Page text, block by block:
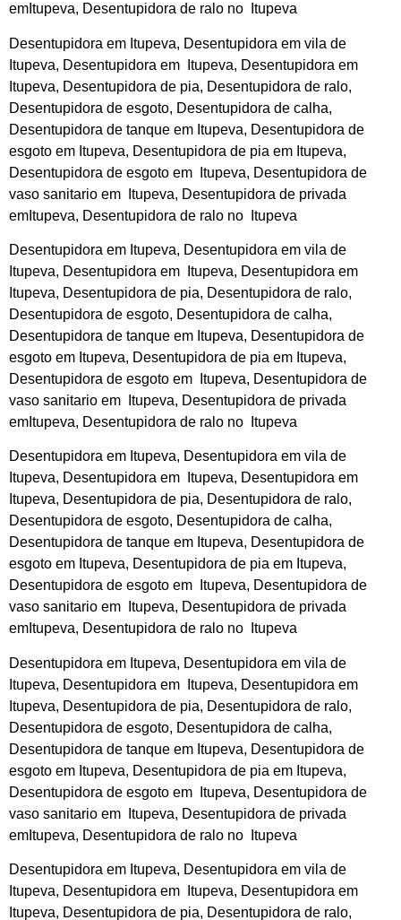
emItupeva, Desentupidora de ralo no Itupeva
Desentupidora em Itupeva, Desentupidora em vila de
Itupeva, Desentupidora em Itupeva, Desentupidora em
Itupeva, Desentupidora de pia, Desentupidora de ralo,
Desentupidora de esgoto, Desentupidora de calha,
Desentupidora de tanque em Itupeva, Desentupidora de
esgoto em Itupeva, Desentupidora de pia em Itupeva,
Desentupidora de esgoto em Itupeva, Desentupidora de
vaso sanitario em Itupeva, Desentupidora de privada
emItupeva, Desentupidora de ralo no Itupeva
Desentupidora em Itupeva, Desentupidora em vila de
Itupeva, Desentupidora em Itupeva, Desentupidora em
Itupeva, Desentupidora de pia, Desentupidora de ralo,
Desentupidora de esgoto, Desentupidora de calha,
Desentupidora de tanque em Itupeva, Desentupidora de
esgoto em Itupeva, Desentupidora de pia em Itupeva,
Desentupidora de esgoto em Itupeva, Desentupidora de
vaso sanitario em Itupeva, Desentupidora de privada
emItupeva, Desentupidora de ralo no Itupeva
Desentupidora em Itupeva, Desentupidora em vila de
Itupeva, Desentupidora em Itupeva, Desentupidora em
Itupeva, Desentupidora de pia, Desentupidora de ralo,
Desentupidora de esgoto, Desentupidora de calha,
Desentupidora de tanque em Itupeva, Desentupidora de
esgoto em Itupeva, Desentupidora de pia em Itupeva,
Desentupidora de esgoto em Itupeva, Desentupidora de
vaso sanitario em Itupeva, Desentupidora de privada
emItupeva, Desentupidora de ralo no Itupeva
Desentupidora em Itupeva, Desentupidora em vila de
Itupeva, Desentupidora em Itupeva, Desentupidora em
Itupeva, Desentupidora de pia, Desentupidora de ralo,
Desentupidora de esgoto, Desentupidora de calha,
Desentupidora de tanque em Itupeva, Desentupidora de
esgoto em Itupeva, Desentupidora de pia em Itupeva,
Desentupidora de esgoto em Itupeva, Desentupidora de
vaso sanitario em Itupeva, Desentupidora de privada
emItupeva, Desentupidora de ralo no Itupeva
Desentupidora em Itupeva, Desentupidora em vila de
Itupeva, Desentupidora em Itupeva, Desentupidora em
Itupeva, Desentupidora de pia, Desentupidora de ralo,